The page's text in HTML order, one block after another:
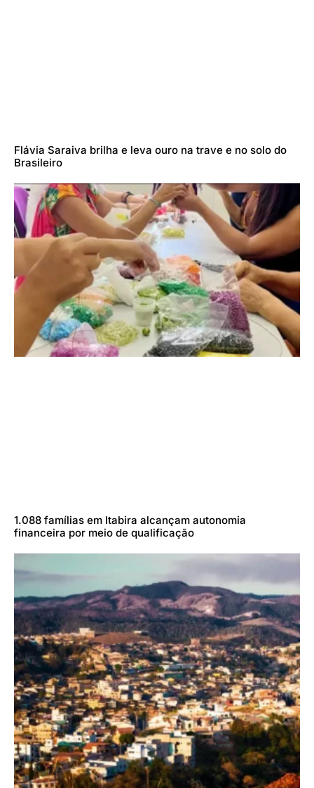
Flávia Saraiva brilha e leva ouro na trave e no solo do
Brasileiro
1.088 famílias em Itabira alcançam autonomia
financeira por meio de qualificação